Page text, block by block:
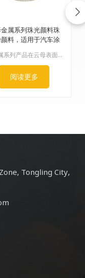
属系列珠光颜料珠
料，适用于汽车涂
该金属系列产品在云母表面涂覆甲烷。通过精确控制氧化铁涂层的厚度，依次呈现出青铜色、红棕色、酒红色、紫色、红色、绿色和咖啡色等一系列色调。色相完整，金属光泽强，遮盖力强，色彩丰富，物理化学性质优良。
阅读更多
Tongling City,